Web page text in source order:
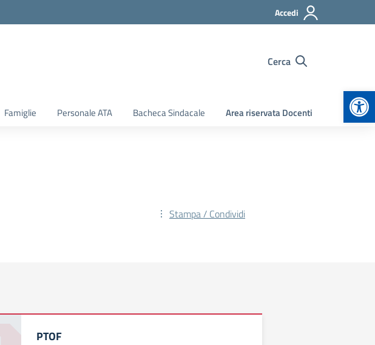
Accedi
Cerca
Famiglie Personale ATA Bacheca Sindacale Area riservata Docenti
Stampa / Condividi
PTOF